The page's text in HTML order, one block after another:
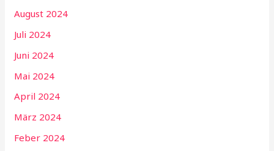
August 2024
Juli 2024
Juni 2024
Mai 2024
April 2024
März 2024
Feber 2024